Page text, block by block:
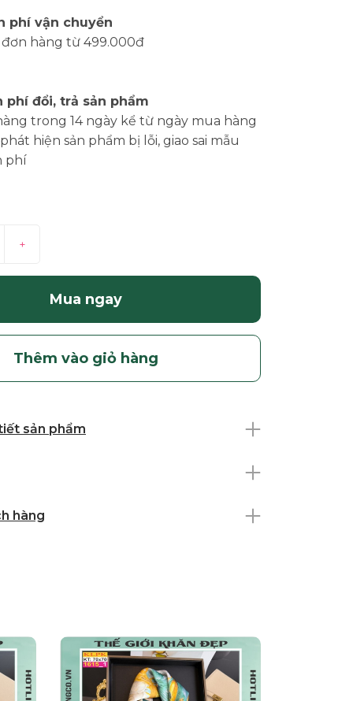
phí vận chuyển
đơn hàng từ 499.000đ
phí đổi, trả sản phẩm
trong 14 ngày kể từ ngày mua hàng
hiện sản phẩm bị lỗi, giao sai mẫu
phí
+
Mua ngay
Thêm vào giỏ hàng
sản phẩm
hàng